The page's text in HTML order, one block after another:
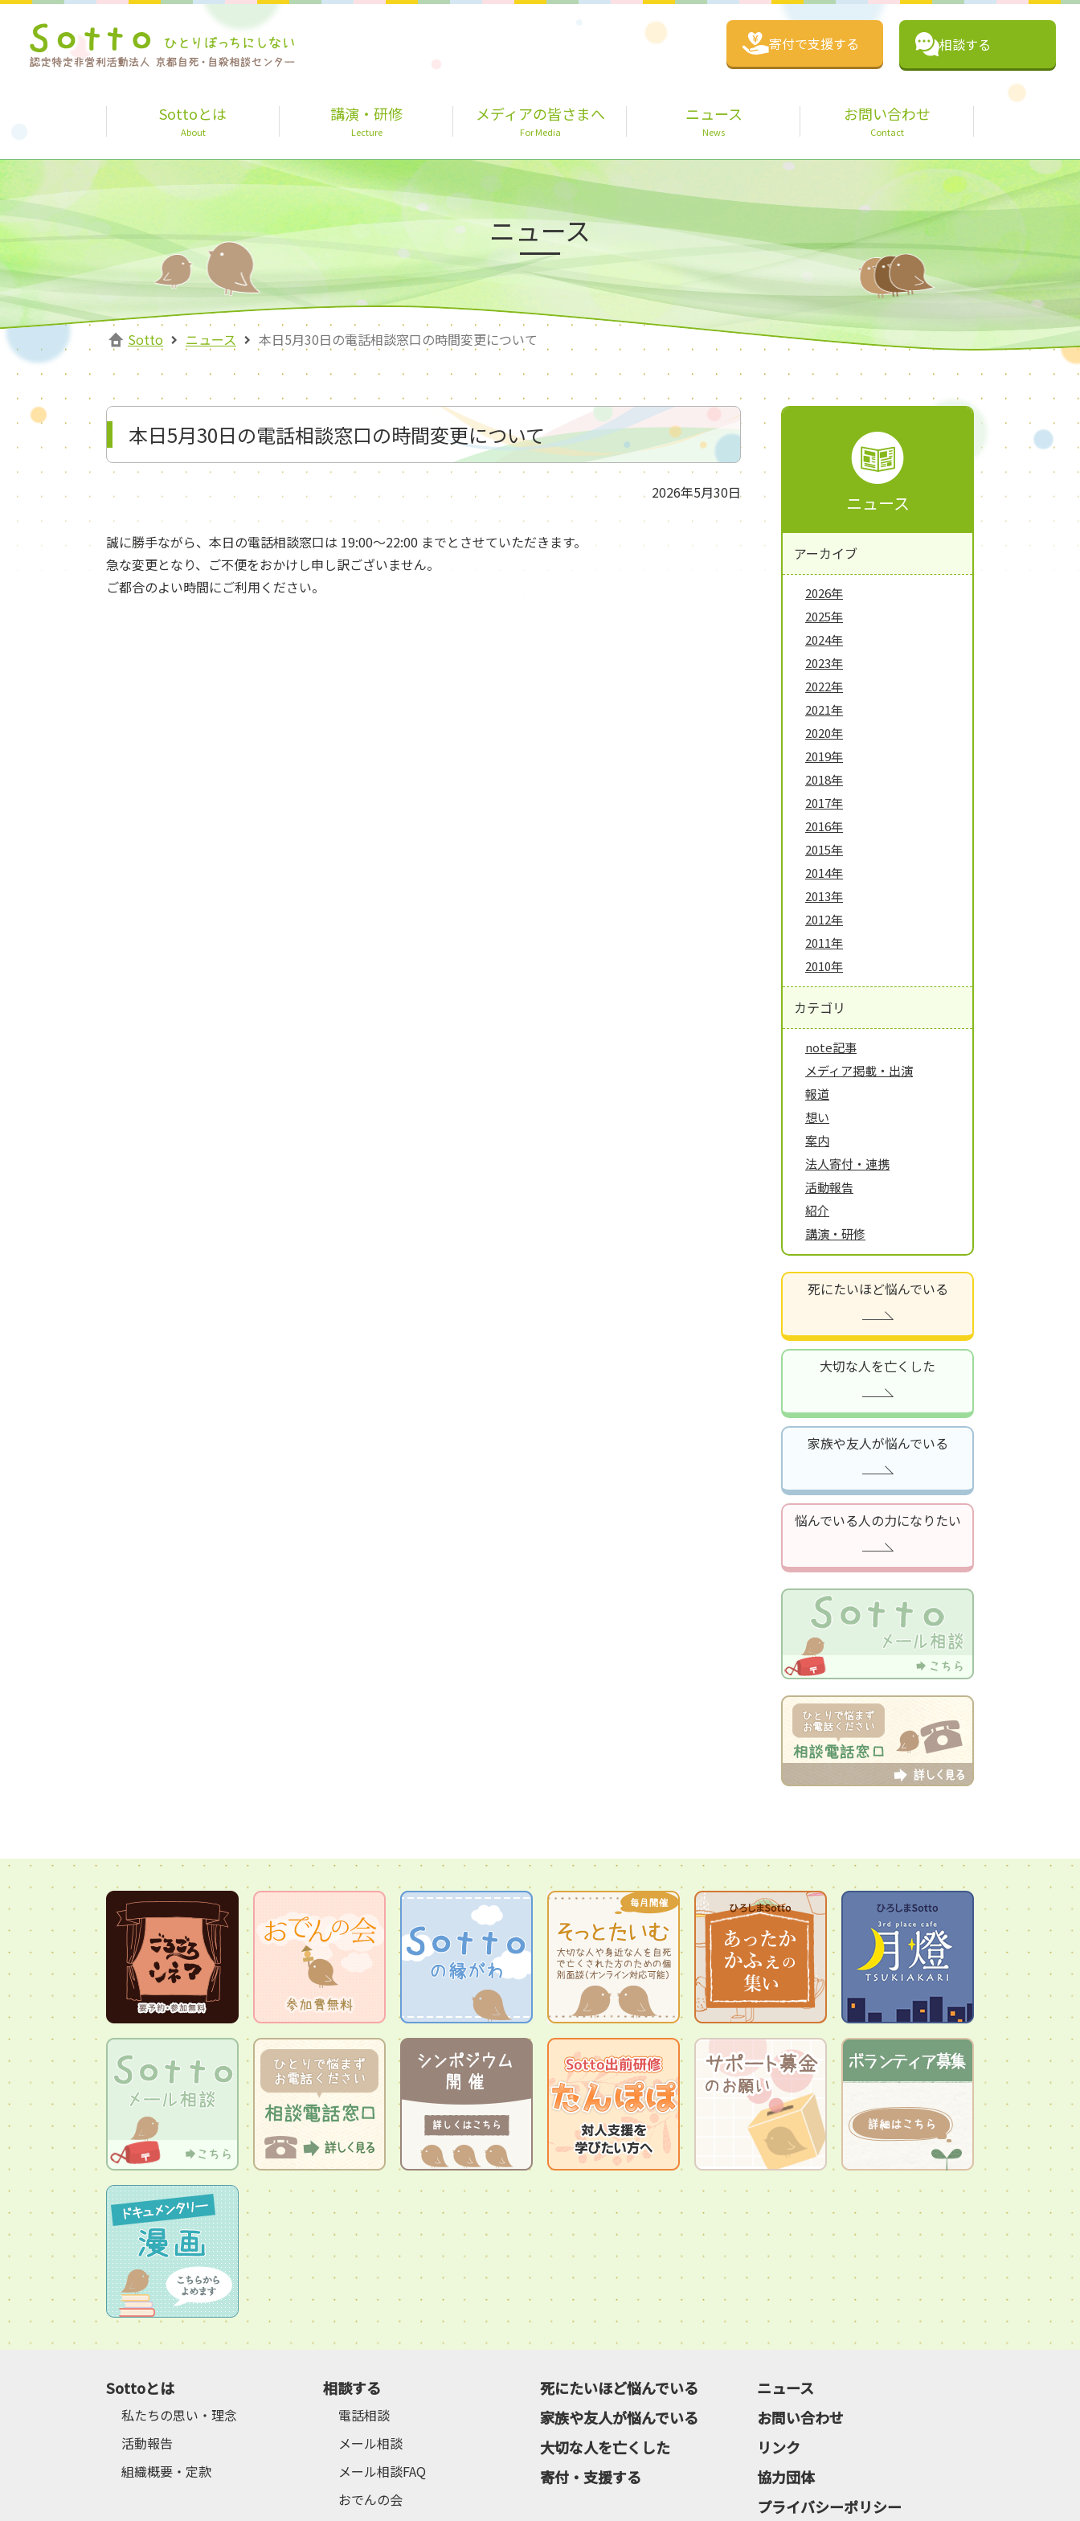
寄付で支援する 相談する
Sottoとは
About
講演・研修
Lecture
メディアの皆さまへ
For Media
ニュース
News
お問い合わせ
Contact
ニュース
Sotto ニュース 本日5月30日の電話相談窓口の時間変更について
本日5月30日の電話相談窓口の時間変更について
2026年5月30日
誠に勝手ながら、本日の電話相談窓口は 19:00〜22:00 までとさせていただきます。
急な変更となり、ご不便をおかけし申し訳ございません。
ご都合のよい時間にご利用ください。
ニュース
アーカイブ
2026年
2025年
2024年
2023年
2022年
2021年
2020年
2019年
2018年
2017年
2016年
2015年
2014年
2013年
2012年
2011年
2010年
カテゴリ
note記事
メディア掲載・出演
報道
想い
案内
法人寄付・連携
活動報告
紹介
講演・研修
死にたいほど悩んでいる
大切な人を亡くした
家族や友人が悩んでいる
悩んでいる人の力になりたい
Sottoとは
私たちの思い・理念
活動報告
組織概要・定款
相談する
電話相談
メール相談
メール相談FAQ
おでんの会
死にたいほど悩んでいる
家族や友人が悩んでいる
大切な人を亡くした
寄付・支援する
ニュース
お問い合わせ
リンク
協力団体
プライバシーポリシー